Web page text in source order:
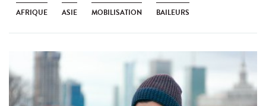
AFRIQUE ASIE MOBILISATION BAILEURS